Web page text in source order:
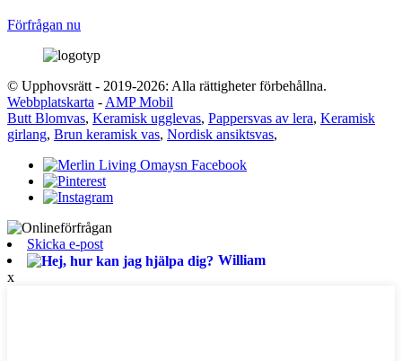
Förfrågan nu
© Upphovsrätt - 2019-2026: Alla rättigheter förbehållna.
Webbplatskarta - AMP Mobil
Butt Blomvas, Keramisk ugglevas, Pappersvas av lera, Keramisk
girlang, Brun keramisk vas, Nordisk ansiktsvas,
Skicka e-post
William
x